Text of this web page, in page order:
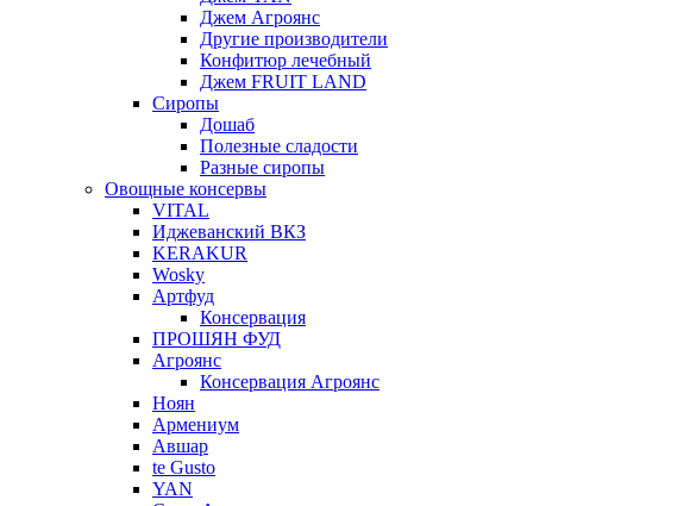
Джем Агроянс
Другие производители
Конфитюр лечебный
Джем FRUIT LAND
Сиропы
Дошаб
Полезные сладости
Разные сиропы
Овощные консервы
VITAL
Иджеванский ВКЗ
KERAKUR
Wosky
Артфуд
Консервация
ПРОШЯН ФУД
Агроянс
Консервация Агроянс
Ноян
Армениум
Авшар
te Gusto
YAN